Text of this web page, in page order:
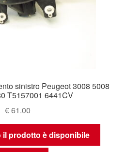
sinistro Peugeot 3008 5008
T5157001 6441CV
€61.00
il prodotto è disponibile